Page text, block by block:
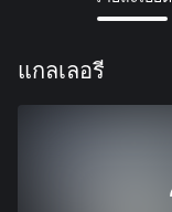
แกลเลอรี